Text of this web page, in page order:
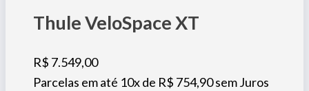
Thule VeloSpace XT
R$ 7.549,00
Parcelas em até 10x de R$ 754,90sem Juros